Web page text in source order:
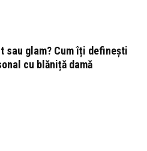
sau glam? Cum îți definești
cu blăniță damă